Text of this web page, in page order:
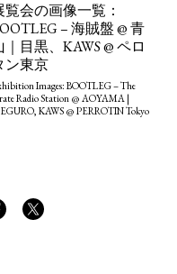
RANKING
CULTURE
ARTICLES
覧会の画像一覧：
– 海賊盤 @ 青
｜目黒、KAWS @ ペロ
ン東京
Images: BOOTLEG – The
Radio Station @ AOYAMA |
KAWS @ PERROTIN Tokyo